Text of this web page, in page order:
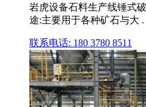
岩虎设备石料生产线锤式
途:主要用于各种矿石与大 .
联系电话: 180 3780 8511